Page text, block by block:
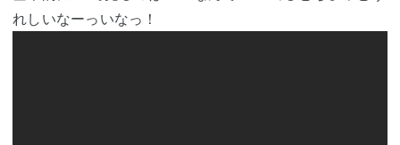
れしいなーっいなっ！